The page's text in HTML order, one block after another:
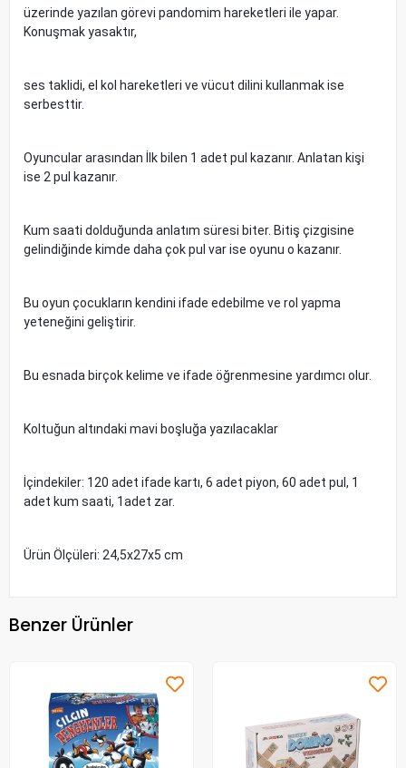
üzerinde yazılan görevi pandomim hareketleri ile yapar.
Konuşmak yasaktır,
ses taklidi, el kol hareketleri ve vücut dilini kullanmak ise
serbesttir.
Oyuncular arasından İlk bilen 1 adet pul kazanır. Anlatan kişi
ise 2 pul kazanır.
Kum saati dolduğunda anlatım süresi biter. Bitiş çizgisine
gelindiğinde kimde daha çok pul var ise oyunu o kazanır.
Bu oyun çocukların kendini ifade edebilme ve rol yapma
yeteneğini geliştirir.
Bu esnada birçok kelime ve ifade öğrenmesine yardımcı olur.
Koltuğun altındaki mavi boşluğa yazılacaklar
İçindekiler: 120 adet ifade kartı, 6 adet piyon, 60 adet pul, 1
adet kum saati, 1adet zar.
Ürün Ölçüleri: 24,5x27x5 cm
Benzer Ürünler